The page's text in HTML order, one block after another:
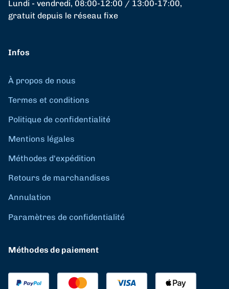
Lundi - vendredi, 08:00-12:00 / 13:00-17:00,
gratuit depuis le réseau fixe
Infos
À propos de nous
Termes et conditions
Politique de confidentialité
Mentions légales
Méthodes d'expédition
Retours de marchandises
Annulation
Paramètres de confidentialité
Méthodes de paiement